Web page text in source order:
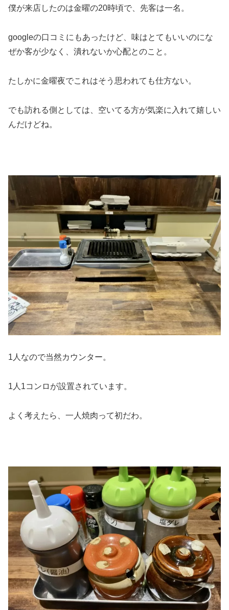
僕が来店したのは金曜の20時頃で、先客は一名。
googleの口コミにもあったけど、味はとてもいいのにな
ぜか客が少なく、潰れないか心配とのこと。
たしかに金曜夜でこれはそう思われても仕方ない。
でも訪れる側としては、空いてる方が気楽に入れて嬉しい
んだけどね。
1人なので当然カウンター。
1人1コンロが設置されています。
よく考えたら、一人焼肉って初だわ。